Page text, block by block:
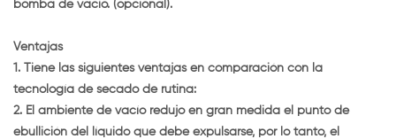
bomba de vacío. (opcional).
Ventajas
1. Tiene las siguientes ventajas en comparación con la
tecnología de secado de rutina:
2. El ambiente de vacío redujo en gran medida el punto de
ebullición del líquido que debe expulsarse, por lo tanto, el